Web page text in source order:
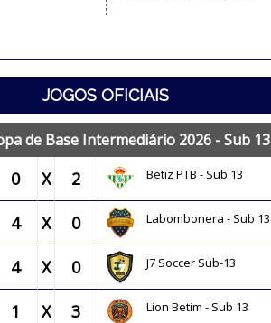
JOGOS OFICIAIS
de Base Intermediário 2026 - Sub 13
0 X 2 Betiz PTB - Sub 13
4 X 0 Labombonera - Sub 13
4 X 0 J7 Soccer Sub-13
1 X 3 Lion Betim - Sub 13